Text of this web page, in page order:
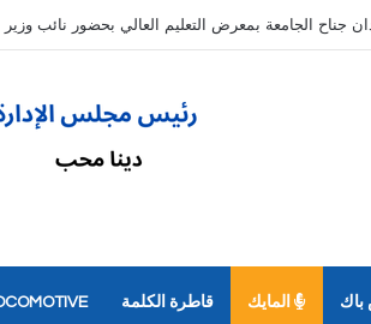
باك المايك قاطرة الكلمة